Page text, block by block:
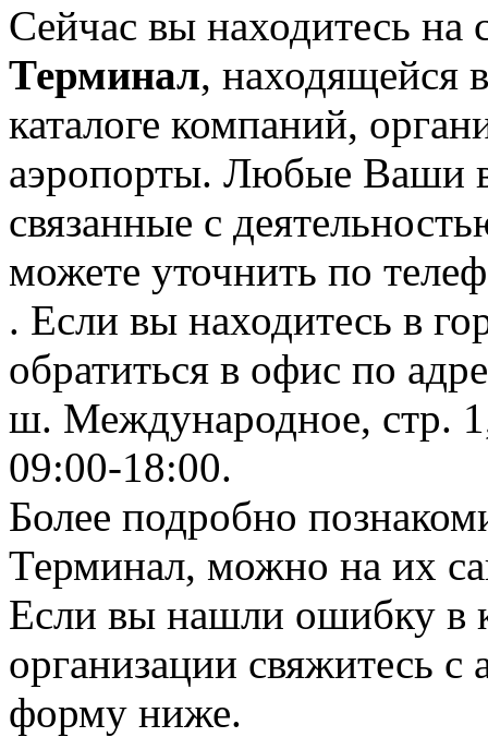
Сейчас вы находитесь на
Терминал, находящейся
каталоге компаний,
аэропорты. Любые Ваши
связанные с
можете уточнить по
. Если вы находитесь в
обратиться в офис по
ш. Международное, стр.
09:00-18:00.
Более подробно
Терминал, можно на их
Если вы нашли ошибку в
организации свяжитесь
форму ниже.